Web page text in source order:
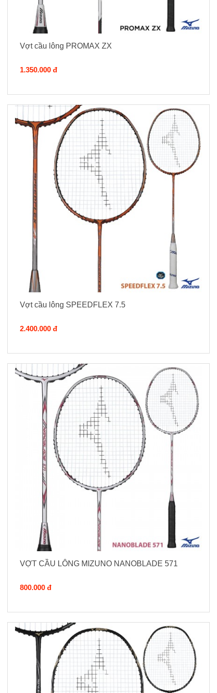
Vợt cầu lông PROMAX ZX
1.350.000 đ
Vợt cầu lông SPEEDFLEX 7.5
2.400.000 đ
VỢT CẦU LÔNG MIZUNO NANOBLADE 571
800.000 đ